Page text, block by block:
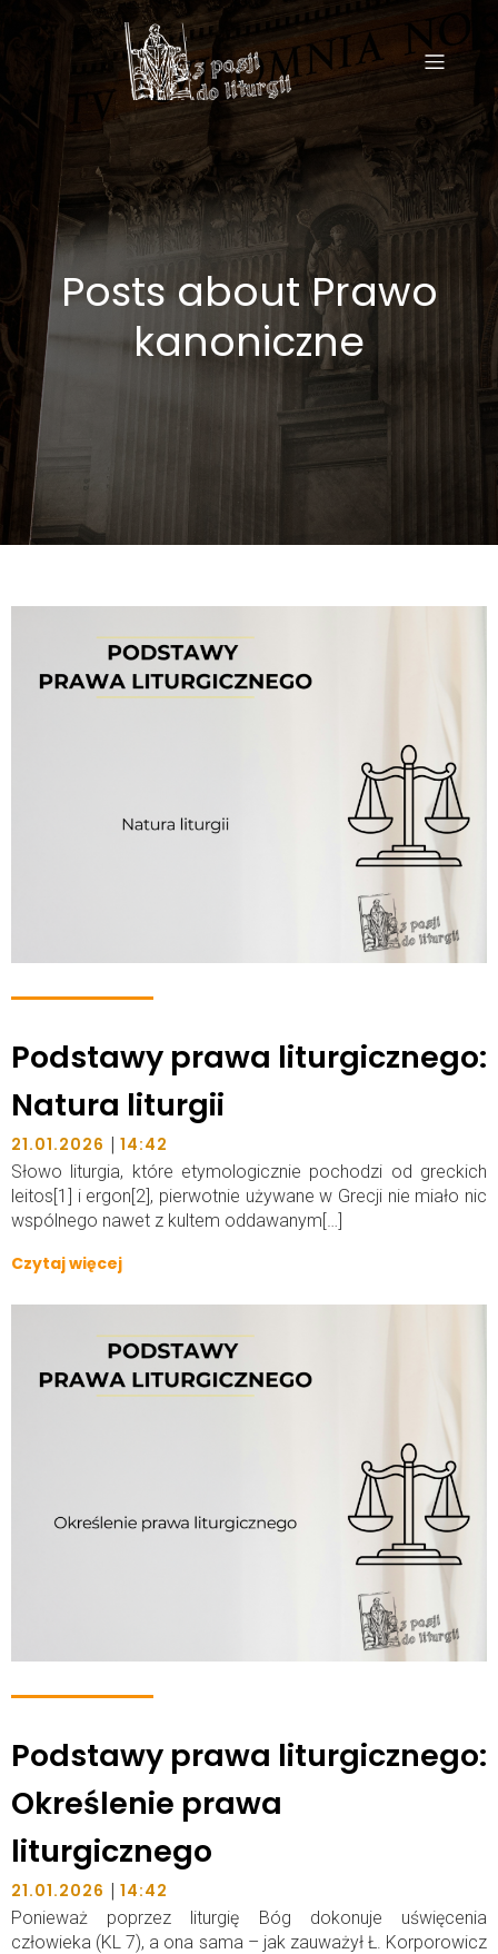
Posts about Prawo
kanoniczne
Podstawy prawa liturgicznego:
Natura liturgii
21.01.2026 | 14:42
Słowo liturgia, które etymologicznie pochodzi od greckich
leitos[1] i ergon[2], pierwotnie używane w Grecji nie miało nic
wspólnego nawet z kultem oddawanym[…]
Czytaj więcej
Podstawy prawa liturgicznego:
Określenie prawa
liturgicznego
21.01.2026 | 14:42
Ponieważ poprzez liturgię Bóg dokonuje uświęcenia
człowieka (KL 7), a ona sama – jak zauważył Ł. Korporowicz